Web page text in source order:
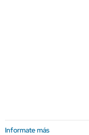
Informate más